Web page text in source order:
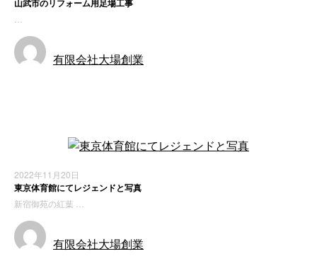
山武市のリフォーム用足場工事
有限会社大場創業
2022年11月20日
東京体育館にてレジェンドと写真
新宿御苑の紅葉 …
有限会社大場創業